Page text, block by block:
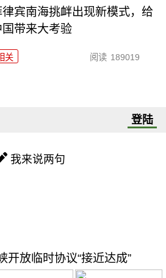
律宾南海挑衅出现新模式，给
国带来大考验
关 阅读 189019
登陆
我来说两句
开放临时协议“接近达成”